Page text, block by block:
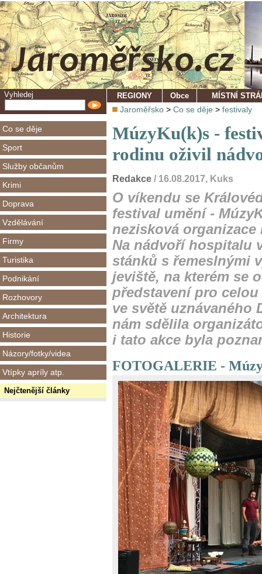
Vyhledej
Co se děje
Sport
Služby občanům
Krimi
Doprava
Vzdělávání
Firmy
Turistika
Podnikání
Rozhovory
Architektura
Historie
Názory/fotky/videa
Vtípky apríly atp.
Nejčtenější články
REGIONY Obce MÍSTNÍ
Jaroměřsko > Co se děje > festivaly
MúzyKu(k)s -
rodinu oživil
Redakce / 16.08.2017, Kuks
O víkendu se
festival umění -
nezisková
Na nádvoří hospitalu
stánků s řemeslnými
jeviště, na kterém se
představení pro
ve světě uznávaného
nám sdělila
i tato akce byla
FOTOGALERIE -